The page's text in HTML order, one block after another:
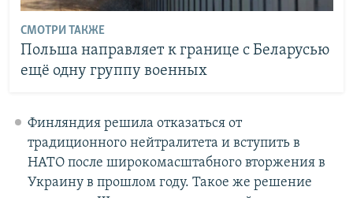
СМОТРИ ТАКЖЕ
Польша направляет к границе с Беларусью
ещё одну группу военных
Финляндия решила отказаться от
традиционного нейтралитета и вступить в
НАТО после широкомасштабного вторжения в
Украину в прошлом году. Такое же решение